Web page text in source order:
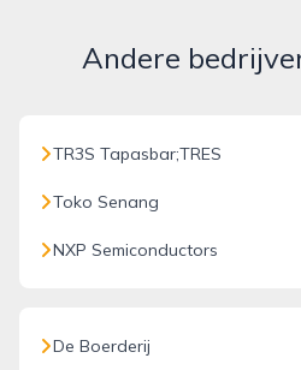
Andere
TR3S Tapasbar;TRES
Toko Senang
NXP Semiconductors
De Boerderij